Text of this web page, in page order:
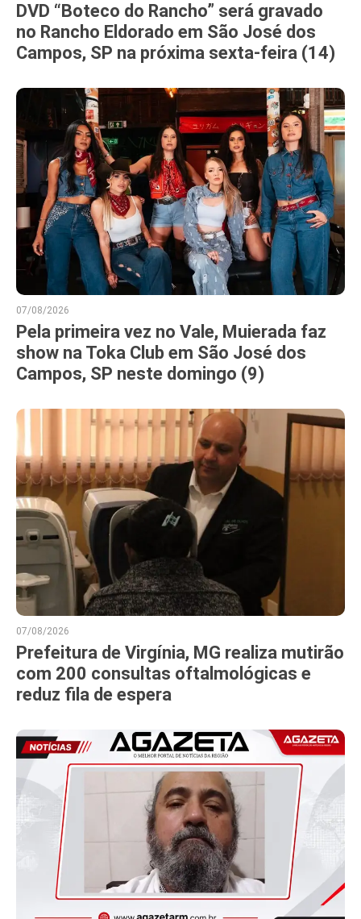
DVD “Boteco do Rancho” será gravado
no Rancho Eldorado em São José dos
Campos, SP na próxima sexta-feira (14)
07/08/2026
Pela primeira vez no Vale, Muierada faz
show na Toka Club em São José dos
Campos, SP neste domingo (9)
07/08/2026
Prefeitura de Virgínia, MG realiza mutirão
com 200 consultas oftalmológicas e
reduz fila de espera